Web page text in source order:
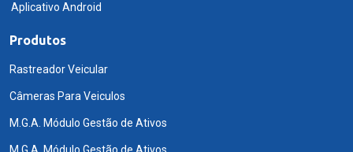
Aplicativo Android
Produtos
Rastreador Veicular
Câmeras Para Veiculos
M.G.A. Módulo Gestão de Ativos